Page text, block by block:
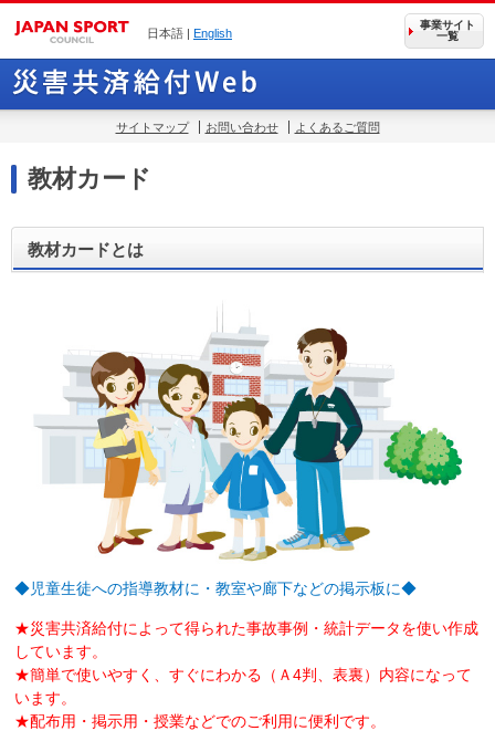
日本語 | English
事業サイト
一覧
サイトマップ お問い合わせ よくあるご質問
教材カード
教材カードとは
◆児童生徒への指導教材に・教室や廊下などの掲示板に◆
★災害共済給付によって得られた事故事例・統計データを使い作成
しています。
★簡単で使いやすく、すぐにわかる（Ａ4判、表裏）内容になって
います。
★配布用・掲示用・授業などでのご利用に便利です。